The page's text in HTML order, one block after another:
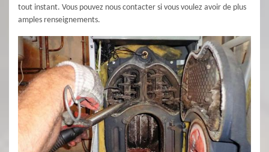
tout instant. Vous pouvez nous contacter si vous voulez avoir de plus
amples renseignements.